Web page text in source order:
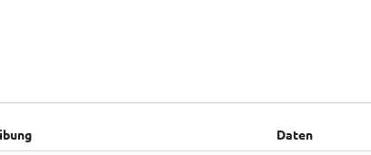
Daten